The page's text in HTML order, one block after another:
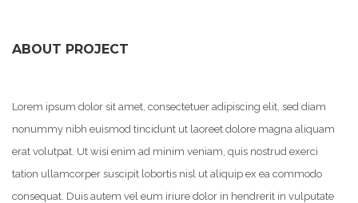
ABOUT PROJECT
Lorem ipsum dolor sit amet, consectetuer adipiscing elit, sed diam
nonummy nibh euismod tincidunt ut laoreet dolore magna aliquam
erat volutpat. Ut wisi enim ad minim veniam, quis nostrud exerci
tation ullamcorper suscipit lobortis nisl ut aliquip ex ea commodo
consequat. Duis autem vel eum iriure dolor in hendrerit in vulputate